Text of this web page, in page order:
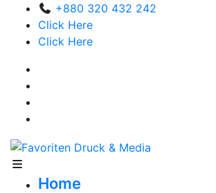
+880 320 432 242
Click Here
Click Here
Home